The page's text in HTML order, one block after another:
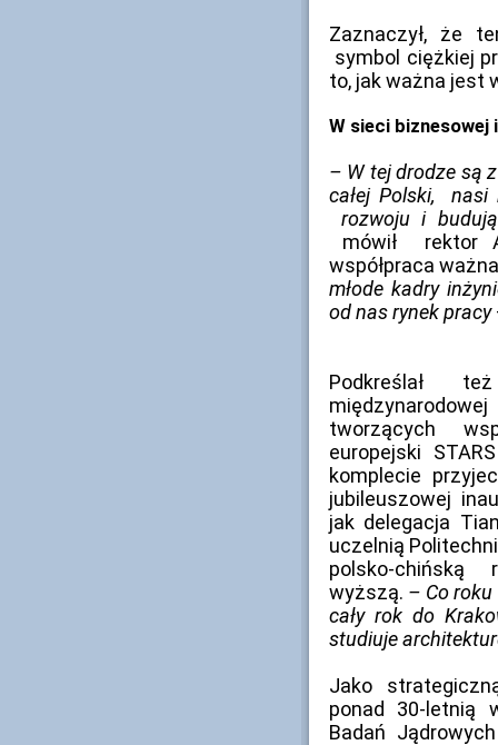
Zaznaczył, że
symbol ciężkiej
to, jak ważna jest
W sieci biznesowej
– W tej drodze są
całej Polski, nasi
rozwoju i
mówił rektor
współpraca
młode kadry
od nas rynek pracy
Podkreślał
tworzących
europejski
komplecie
jubileuszowej
jak delegacja
uczelnią
polsko-chińską
wyższą. – Co
cały rok do
studiuje
Jako
ponad 30-letnią
Badań